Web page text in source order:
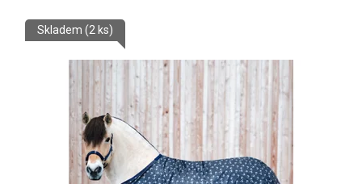
Skladem (2 ks)